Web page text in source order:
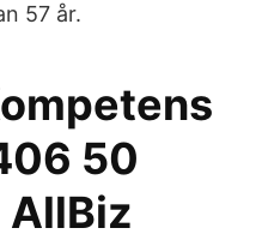
57 år.
50